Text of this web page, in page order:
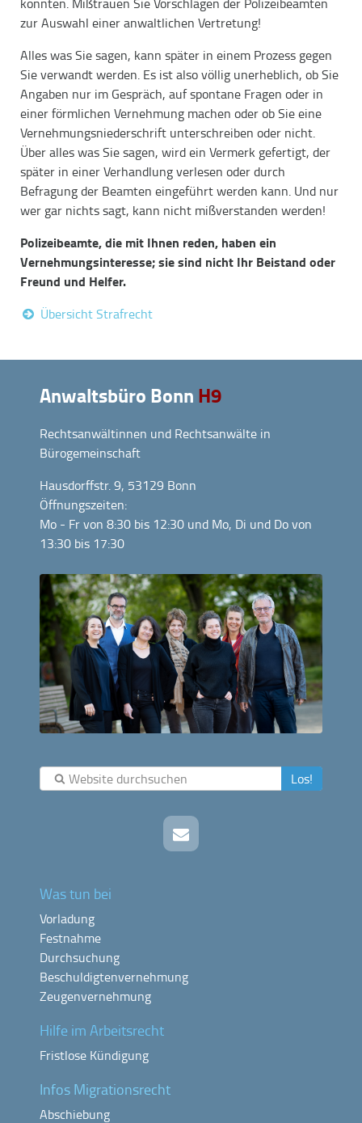
zur Auswahl einer anwaltlichen Vertretung!
Alles was Sie sagen, kann später in einem Prozess gegen
Sie verwandt werden. Es ist also völlig unerheblich, ob Sie
Angaben nur im Gespräch, auf spontane Fragen oder in
einer förmlichen Vernehmung machen oder ob Sie eine
Vernehmungsniederschrift unterschreiben oder nicht.
Über alles was Sie sagen, wird ein Vermerk gefertigt, der
später in einer Verhandlung verlesen oder durch
Befragung der Beamten eingeführt werden kann. Und nur
wer gar nichts sagt, kann nicht mißverstanden werden!
Polizeibeamte, die mit Ihnen reden, haben ein
Vernehmungsinteresse; sie sind nicht Ihr Beistand oder
Freund und Helfer.
Übersicht Strafrecht
Anwaltsbüro Bonn H9
Rechtsanwältinnen und Rechtsanwälte in
Bürogemeinschaft
Hausdorffstr. 9, 53129 Bonn
Öffnungszeiten:
Mo - Fr von 8:30 bis 12:30 und Mo, Di und Do von
13:30 bis 17:30
Los!
Was tun bei
Vorladung
Festnahme
Durchsuchung
Beschuldigtenvernehmung
Zeugenvernehmung
Hilfe im Arbeitsrecht
Fristlose Kündigung
Infos Migrationsrecht
Abschiebung